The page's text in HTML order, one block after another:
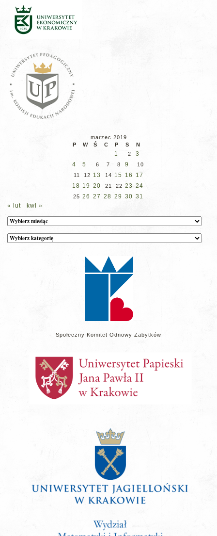
marzec 2019
P
W Ś C P S N
1 2
3
4
5 6 7 8 9
10
11
12 13 14 15 16
17
18 19 20 21 22 23 24
25 26 27 28 29 30 31
« lut
kwi »
Archiwum
Kategorie
wpisów
Społeczny Komitet Odnowy Zabytków